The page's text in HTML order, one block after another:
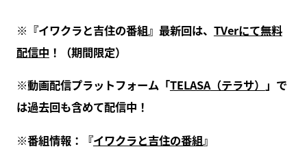
※ 『イワクラと吉住の番組』最新回は、 TVerにて無料
配信中 ！（期間限定）
※動画配信プラットフォーム「TELASA（テラサ） 」で
は過去回も含めて配信中！
※番組情報：『イワクラと吉住の番組』